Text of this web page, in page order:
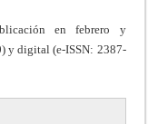
en febrero y
y digital (e-ISSN: 2387-